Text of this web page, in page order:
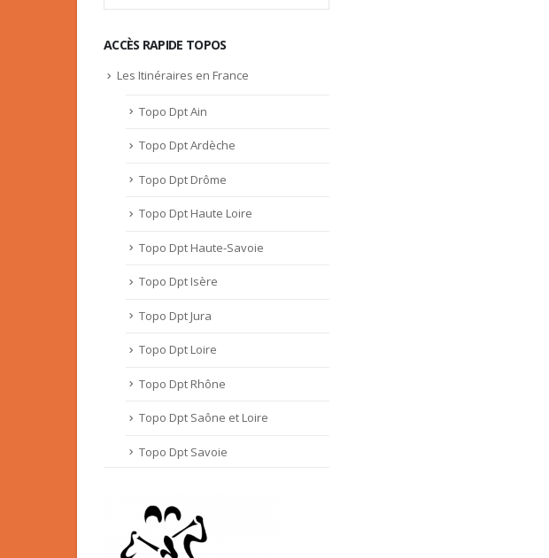
ACCÈS RAPIDE TOPOS
Les Itinéraires en France
Topo Dpt Ain
Topo Dpt Ardèche
Topo Dpt Drôme
Topo Dpt Haute Loire
Topo Dpt Haute-Savoie
Topo Dpt Isère
Topo Dpt Jura
Topo Dpt Loire
Topo Dpt Rhône
Topo Dpt Saône et Loire
Topo Dpt Savoie